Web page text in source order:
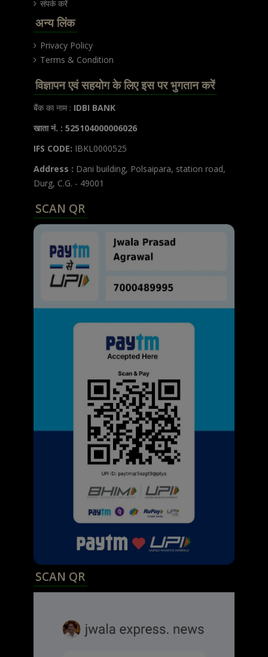
संपर्क करें
अन्य लिंक
Privacy Policy
Terms & Condition
विज्ञापन एवं सहयोग के लिए इस पर भुगतान करें
बैंक का नाम : IDBI BANK
खाता नं. : 525104000006026
IFS CODE: IBKL0000525
Address : Dani building, Polsaipara, station road,
Durg, C.G. - 49001
SCAN QR
SCAN QR